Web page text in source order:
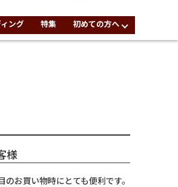
ング 特集 初めての方へ
様
お買い物時にとても便利です。